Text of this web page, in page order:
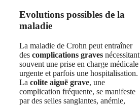
Evolutions possibles de la
maladie
La maladie de Crohn peut entraîner
des complications graves nécessitant
souvent une prise en charge médicale
urgente et parfois une hospitalisation.
La colite aiguë grave, une
complication fréquente, se manifeste
par des selles sanglantes, anémie,